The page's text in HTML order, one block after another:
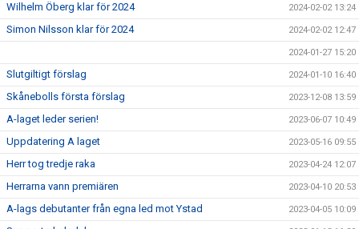
Wilhelm Öberg klar för 2024 2024-02-02 13:24
Simon Nilsson klar för 2024 2024-02-02 12:47
2024-01-27 15:20
Slutgiltigt förslag 2024-01-10 16:40
Skånebolls första förslag 2023-12-08 13:59
A-laget leder serien! 2023-06-07 10:49
Uppdatering A laget 2023-05-16 09:55
Herr tog tredje raka 2023-04-24 12:07
Herrarna vann premiären 2023-04-10 20:53
A-lags debutanter från egna led mot Ystad 2023-04-05 10:09